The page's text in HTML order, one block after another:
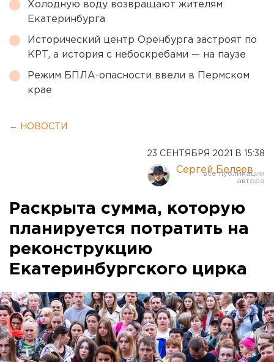
Холодную воду возвращают жителям
Екатеринбурга
Исторический центр Оренбурга застроят по
КРТ, а история с небоскребами — на паузе
Режим БПЛА-опасности ввели в Пермском
крае
← НОВОСТИ
23 СЕНТЯБРЯ 2021 В 15:38
Сергей Беляев
Раскрыта сумма, которую
планируется потратить на
реконструкцию
Екатеринбургского цирка